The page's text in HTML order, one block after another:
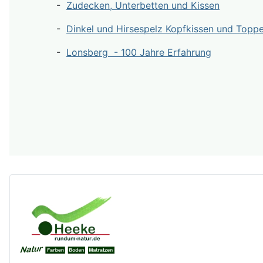
- Zudecken, Unterbetten und Kissen
- Dinkel und Hirsespelz Kopfkissen und
- Lonsberg - 100 Jahre Erfahrung